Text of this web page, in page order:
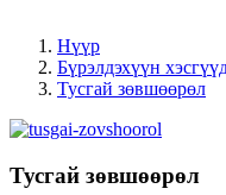
Нүүр
Бүрэлдэхүүн
Тусгай зөвшөөрөл
Тусгай зөвшөөрөл